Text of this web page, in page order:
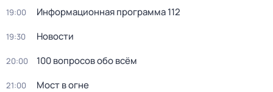
19:00 Информационная программа 112
19:30 Новости
20:00 100 вопросов обо всём
21:00 Мост в огне